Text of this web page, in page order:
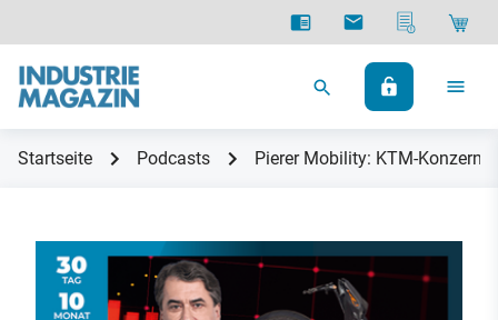
Startseite Podcasts Pierer Mobility: KTM-